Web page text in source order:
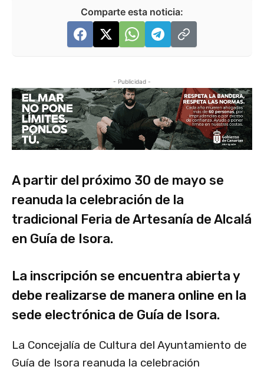
Comparte esta noticia:
- Publicidad -
A partir del próximo 30 de mayo se
reanuda la celebración de la
tradicional Feria de Artesanía de Alcalá
en Guía de Isora.
La inscripción se encuentra abierta y
debe realizarse de manera online en la
sede electrónica de Guía de Isora.
La Concejalía de Cultura del Ayuntamiento de
Guía de Isora reanuda la celebración